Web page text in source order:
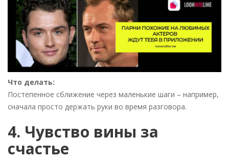
Что делать:
Постепенное сближение через маленькие шаги – например,
сначала просто держать руки во время разговора.
4. Чувство вины за
счастье